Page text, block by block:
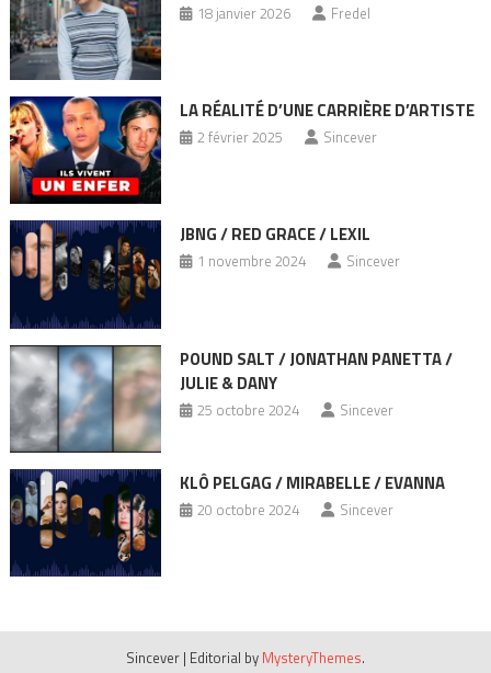
18 janvier 2026 Fredel
LA RÉALITÉ D’UNE CARRIÈRE D’ARTISTE
2 février 2025 Sincever
JBNG / RED GRACE / LEXIL
1 novembre 2024 Sincever
POUND SALT / JONATHAN PANETTA /
JULIE & DANY
25 octobre 2024 Sincever
KLÔ PELGAG / MIRABELLE / EVANNA
20 octobre 2024 Sincever
Sincever | Editorial by MysteryThemes.